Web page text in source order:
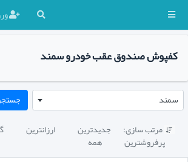

کفپوش صندوق عقب خودرو سمند
سمند
 مرتب سازی: جدیدترین ارزانترین
پرفروشترین همه